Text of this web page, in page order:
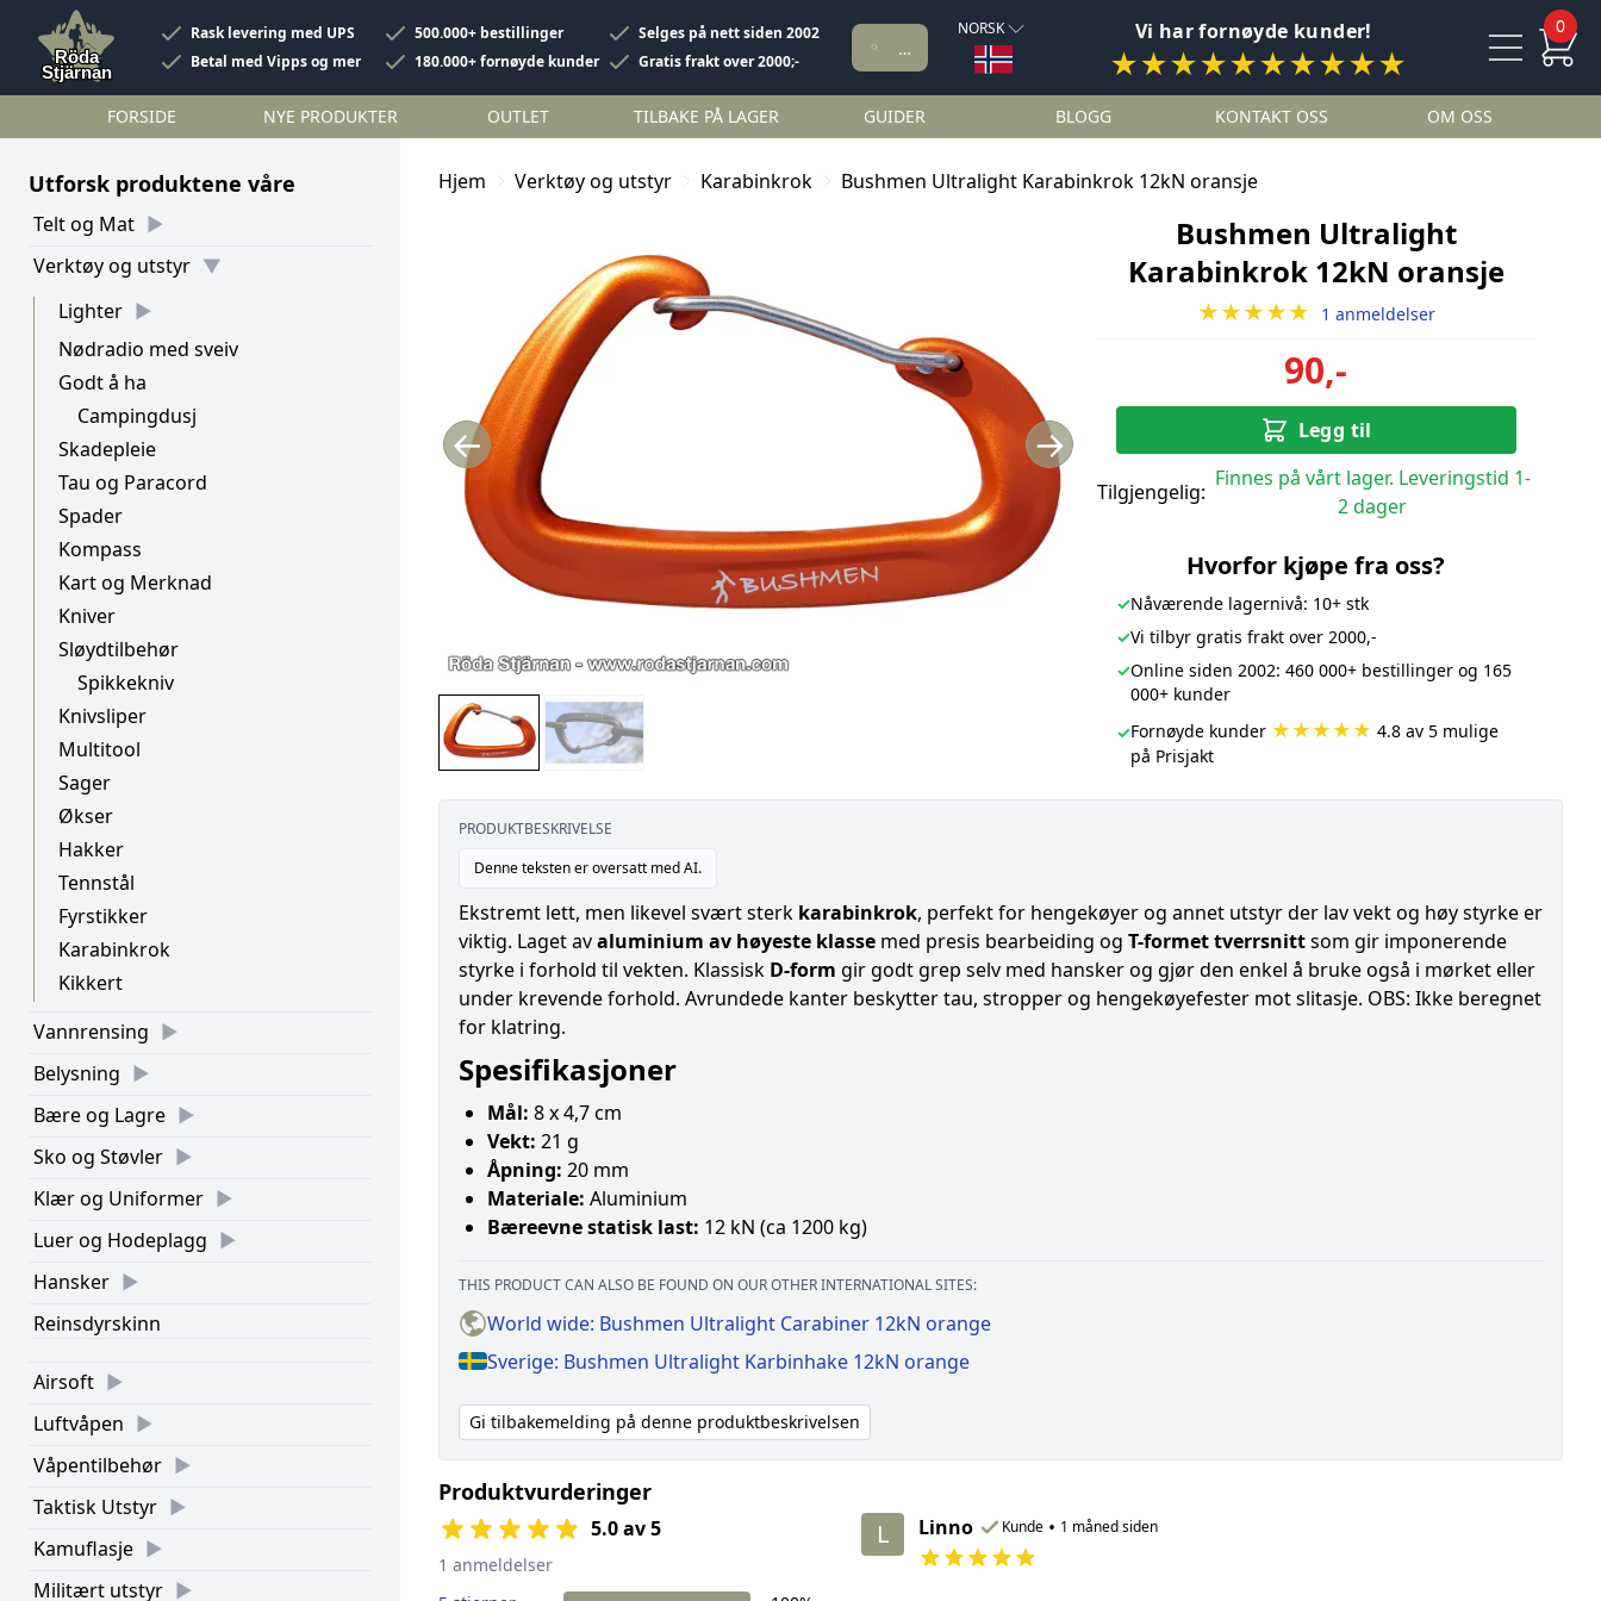
Rask levering med UPS 500.000+ bestillinger
Selges på nett siden 2002
Betal med Vipps og mer
180.000+ fornøyde kunder Gratis frakt over 2000;-
NORSK Vi har fornøyde kunder!
★★★★★★★★★★
0
FORSIDE NYE PRODUKTER OUTLET TILBAKE PÅ LAGER GUIDER BLOGG KONTAKT OSS OM OSS
Utforsk produktene våre
Telt og Mat
Verktøy og utstyr
Lighter
Nødradio med sveiv
Godt å ha
Campingdusj
Skadepleie
Tau og Paracord
Spader
Kompass
Kart og Merknad
Kniver
Sløydtilbehør
Spikkekniv
Knivsliper
Multitool
Sager
Økser
Hakker
Tennstål
Fyrstikker
Karabinkrok
Kikkert
Vannrensing
Belysning
Bære og Lagre
Sko og Støvler
Klær og Uniformer
Luer og Hodeplagg
Hansker
Reinsdyrskinn
Airsoft
Luftvåpen
Våpentilbehør
Taktisk Utstyr
Kamuflasje
Militært utstyr
Hjem Verktøy og utstyr Karabinkrok Bushmen Ultralight Karabinkrok 12kN oransje
← →
Bushmen Ultralight
Karabinkrok 12kN oransje
★★★★★ 1 anmeldelser
90,-
Legg til
Tilgjengelig:
Finnes på vårt lager. Leveringstid 1-
2 dager
Hvorfor kjøpe fra oss?
✓Nåværende lagernivå: 10+ stk
✓Vi tilbyr gratis frakt over 2000,-
✓Online siden 2002: 460 000+ bestillinger og 165
000+ kunder
✓Fornøyde kunder ★★★★★ 4.8 av 5 mulige
på Prisjakt
PRODUKTBESKRIVELSE
Denne teksten er oversatt med AI.
Ekstremt lett, men likevel svært sterk karabinkrok, perfekt for hengekøyer og annet utstyr der lav vekt og høy styrke er
viktig. Laget avaluminium av høyeste klasse med presis bearbeiding og T-formet tverrsnittsom gir imponerende
styrke i forhold til vekten. Klassisk D-form gir godt grep selv med hansker og gjør den enkel å bruke også i mørket eller
under krevende forhold. Avrundede kanter beskytter tau, stropper og hengekøyefester mot slitasje. OBS: Ikke beregnet
for klatring.
Spesifikasjoner
Mål: 8 x 4,7 cm
Vekt: 21 g
Åpning: 20 mm
Materiale: Aluminium
Bæreevne statisk last: 12 kN (ca 1200 kg)
THIS PRODUCT CAN ALSO BE FOUND ON OUR OTHER INTERNATIONAL SITES:
World wide: Bushmen Ultralight Carabiner 12kN orange
Sverige: Bushmen Ultralight Karbinhake 12kN orange
Gi tilbakemelding på denne produktbeskrivelsen
Produktvurderinger
5.0 av 5
1 anmeldelser
L Linno Kunde • 1 måned siden